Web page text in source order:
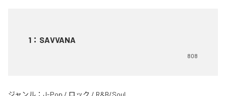
1 ： SAVVANA
808
ジャンル： J-Pop / ロック / R&B/Soul